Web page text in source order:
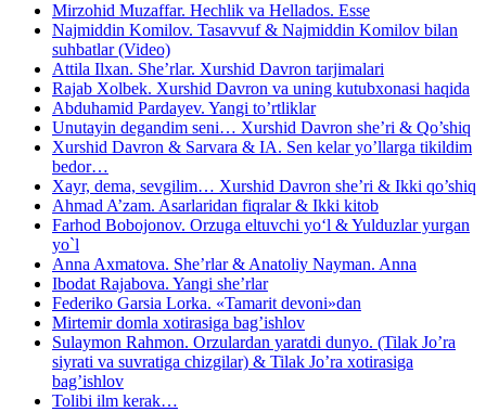
Mirzohid Muzaffar. Hechlik va Hellados. Esse
Najmiddin Komilov. Tasavvuf & Najmiddin Komilov bilan
suhbatlar (Video)
Attila Ilxan. She’rlar. Xurshid Davron tarjimalari
Rajab Xolbek. Xurshid Davron va uning kutubxonasi haqida
Abduhamid Pardayev. Yangi to’rtliklar
Unutayin degandim seni… Xurshid Davron she’ri & Qo’shiq
Xurshid Davron & Sarvara & IA. Sen kelar yo’llarga tikildim
bedor…
Xayr, dema, sevgilim… Xurshid Davron she’ri & Ikki qo’shiq
Ahmad A’zam. Asarlaridan fiqralar & Ikki kitob
Farhod Bobojonov. Orzuga eltuvchi yo‘l & Yulduzlar yurgan
yo`l
Anna Axmatova. She’rlar & Anatoliy Nayman. Anna
Ibodat Rajabova. Yangi she’rlar
Federiko Garsia Lorka. «Tamarit devoni»dan
Mirtemir domla xotirasiga bag’ishlov
Sulaymon Rahmon. Orzulardan yaratdi dunyo. (Tilak Jo’ra
siyrati va suvratiga chizgilar) & Tilak Jo’ra xotirasiga
bag’ishlov
Tolibi ilm kerak…